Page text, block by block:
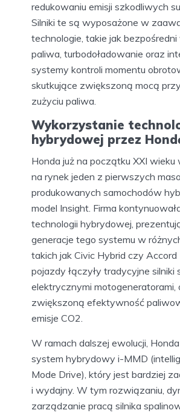
redukowaniu emisji szkodliwych
Silniki te są wyposażone w
technologie, takie jak
paliwa, turbodoładowanie oraz
systemy kontroli momentu
skutkujące zwiększoną mocą
zużyciu paliwa.
Wykorzystanie
hybrydowej przez
Honda już na początku XXI wieku
na rynek jeden z pierwszych
produkowanych samochodów
model Insight. Firma
technologii hybrydowej,
generacje tego systemu w
takich jak Civic Hybrid czy Accord
pojazdy łączyły tradycyjne silniki
elektrycznymi motogeneratorami,
zwiększoną efektywność
emisje CO2.
W ramach dalszej ewolucji,
system hybrydowy i-MMD
Mode Drive), który jest bardziej
i wydajny. W tym rozwiązaniu,
zarządzanie pracą silnika